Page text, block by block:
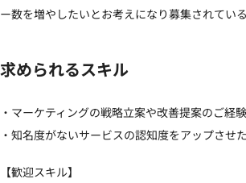
ー数を増やしたいとお考えになり募集されてい
求められるスキル
・マーケティングの戦略立案や改善提案のご経
・知名度がないサービスの認知度をアップさせ
【歓迎スキル】